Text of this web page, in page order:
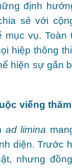
định
sẻ với
mục vụ. Toàn
hiệp thông
hiện sự gắn
viếng thăm
ad limina
diện. Trước
nhưng